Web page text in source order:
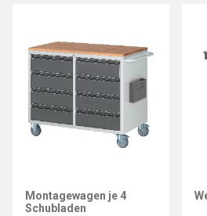
Montagewagen je 4
Schubladen